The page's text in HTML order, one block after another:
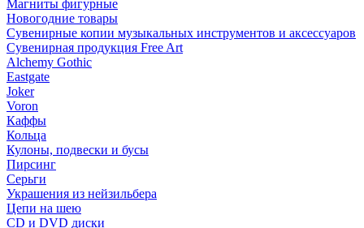
Магниты фигурные
Новогодние товары
Сувенирные копии музыкальных инструментов и аксессуаров
Сувенирная продукция Free Art
Alchemy Gothic
Eastgate
Joker
Voron
Каффы
Кольца
Кулоны, подвески и бусы
Пирсинг
Серьги
Украшения из нейзильбера
Цепи на шею
CD и DVD диски